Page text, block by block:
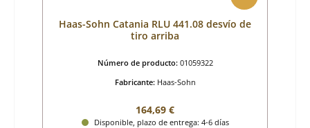
Haas-Sohn Catania RLU 441.08 desvío de
tiro arriba
Número de producto: 01059322
Fabricante: Haas-Sohn
Precio normal:
164,69 €
Disponible, plazo de entrega: 4-6 días